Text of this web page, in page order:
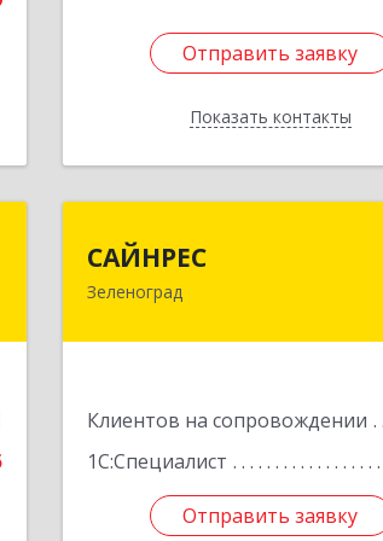
Отправить заявку
Показать контакты
Отправить заявку
Назад
САЙНРЕС
Зеленоград
Клиентов на сопровождении
1С:Специалист
Отправить заявку
124365, Москва г,
Отправить заявку